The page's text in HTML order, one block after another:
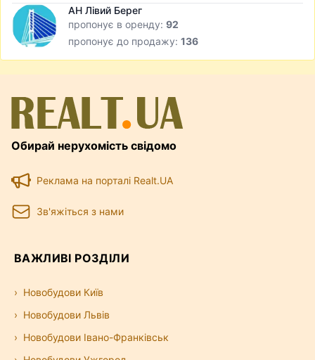
АН Лівий Берег
пропонує в оренду: 92
пропонує до продажу: 136
Обирай нерухомість свідомо
Реклама на порталі Realt.UA
Зв'яжіться з нами
ВАЖЛИВІ РОЗДІЛИ
Новобудови Київ
Новобудови Львів
Новобудови Івано-Франківськ